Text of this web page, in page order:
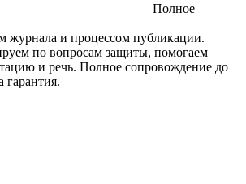
Полное
журнала и процессом публикации.
по вопросам защиты, помогаем
и речь. Полное сопровождение до
гарантия.